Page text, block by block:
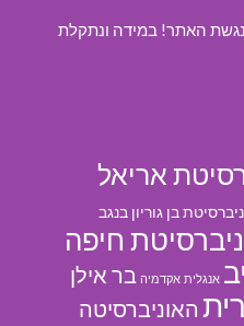
האתר! במידה ונתקלת
אריאל
בן גוריון בנגב
חיפה
אנגלית אקדמיה בר אילן
האוניברסיטה